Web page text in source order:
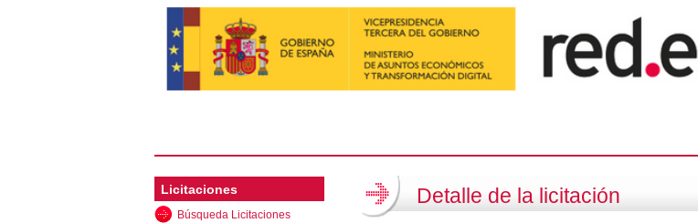
Licitaciones
Búsqueda Licitaciones
Detalle de la licitación